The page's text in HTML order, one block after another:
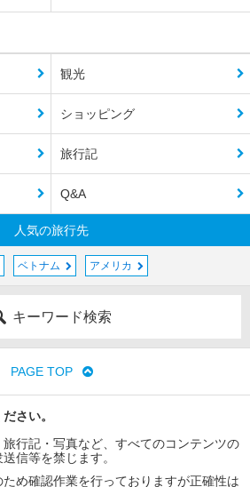
観光
ショッピング
旅行記
Q&A
人気の旅行先
ベトナム アメリカ
キーワード検索
PAGE TOP
さい。
行記・写真など、すべてのコンテンツの
信等を禁じます。
め確認作業を行っておりますが正確性は